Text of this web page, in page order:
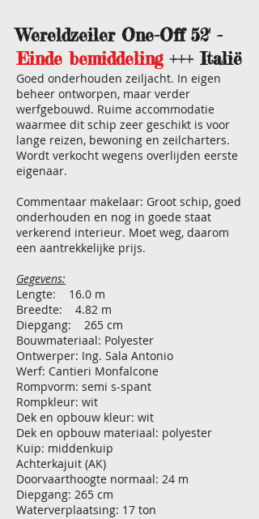
Wereldzeiler One-Off 52' -
Einde bemiddeling+++ Italië
Goed onderhouden zeiljacht. In eigen
beheer ontworpen, maar verder
werfgebouwd. Ruime accommodatie
waarmee dit schip zeer geschikt is voor
lange reizen, bewoning en zeilcharters.
Wordt verkocht wegens overlijden eerste
eigenaar.
Commentaar makelaar: Groot schip, goed
onderhouden en nog in goede staat
verkerend interieur. Moet weg, daarom
een aantrekkelijke prijs.
Gegevens:
Lengte: 16.0 m
Breedte: 4.82 m
Diepgang: 265 cm
Bouwmateriaal: Polyester
Ontwerper: Ing. Sala Antonio
Werf: Cantieri Monfalcone
Rompvorm: semi s-spant
Rompkleur: wit
Dek en opbouw kleur: wit
Dek en opbouw materiaal: polyester
Kuip: middenkuip
Achterkajuit (AK)
Doorvaarthoogte normaal: 24 m
Diepgang: 265 cm
Waterverplaatsing: 17 ton